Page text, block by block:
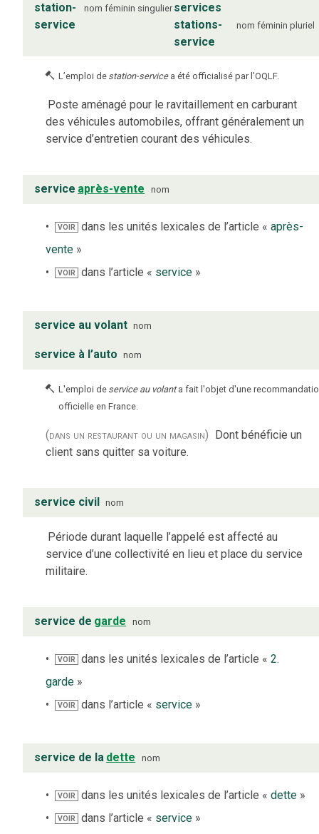
station-
service
nom féminin singulier services
stations-
service
nom féminin pluriel
L’emploi de station-service a été officialisé par l’OQLF.
Poste aménagé pour le ravitaillement en carburant
des véhicules automobiles, offrant généralement un
service d’entretien courant des véhicules.
service après-vente nom
VOIR dans les unités lexicales de l’article «après-
vente »
VOIR dans l’article « service »
service au volant nom
service à l’auto nom
L'emploi de service au volant a fait l'objet d'une
officielle en France.
(dans un restaurant ou un magasin) Dont bénéficie un
client sans quitter sa voiture.
service civil nom
Période durant laquelle l’appelé est affecté au
service d’une collectivité en lieu et place du service
militaire.
service de garde nom
VOIR dans les unités lexicales de l’article «2.
garde »
VOIR dans l’article « service »
service de la dette nom
VOIR dans les unités lexicales de l’article «dette »
VOIR dans l’article « service »